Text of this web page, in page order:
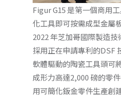
Figur G15 是第一個商用
化工具即可按需成型金屬
2022 年芝加哥國際製造技
採用正在申請專利的DSF
軟體驅動的陶瓷工具頭可
成形力高達2,000 磅的零
用可簡化鈑金零件生產創